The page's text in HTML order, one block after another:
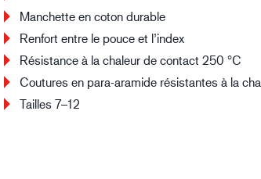
Manchette en coton durable
Renfort entre le pouce et l’index
Résistance à la chaleur de contact 250 °C
Coutures en para-aramide résistantes à la
Tailles 7–12